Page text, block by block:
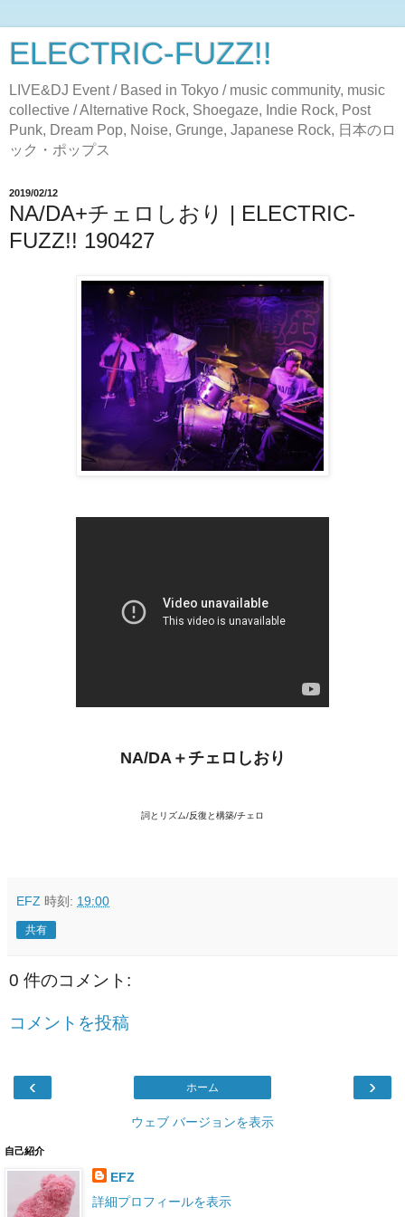
ELECTRIC-FUZZ!!
LIVE&DJ Event / Based in Tokyo / music community, music
collective / Alternative Rock, Shoegaze, Indie Rock, Post
Punk, Dream Pop, Noise, Grunge, Japanese Rock, 日本のロ
ック・ポップス
2019/02/12
NA/DA+チェロしおり | ELECTRIC-
FUZZ!! 190427
NA/DA＋チェロしおり
詞とリズム/反復と構築/チェロ
EFZ 時刻: 19:00
共有
0 件のコメント:
コメントを投稿
‹ ›
ホーム
ウェブ バージョンを表示
自己紹介
EFZ
詳細プロフィールを表示